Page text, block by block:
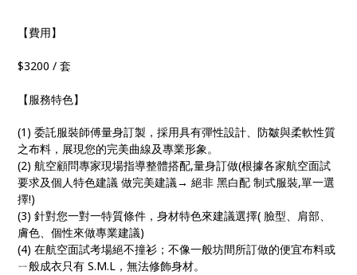
【費用】
$3200 / 套
【服務特色】
(1) 委託服裝師傅量身訂製，採用具有彈性設計、防皺與柔軟性質
之布料，展現您的完美曲線及專業形象。
(2) 航空顧問專家現場指導整體搭配,量身訂做(根據各家航空面試
要求及個人特色建議 做完美建議→ 絕非 黑白配 制式服裝,單一選
擇!)
(3) 針對您一對一特質條件，身材特色來建議選擇( 臉型、肩部、
膚色、個性來做專業建議)
(4) 在航空面試考場絕不撞衫；不像一般坊間所訂做的便宜布料或
ㄧ般成衣只有 S.M.L，無法修飾身材。